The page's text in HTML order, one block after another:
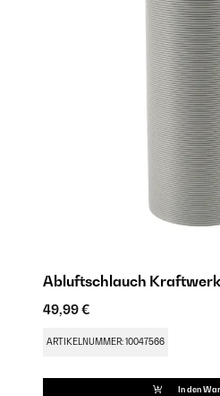
Abluftschlauch Kraftwerk
49,99 €
ARTIKELNUMMER: 10047566
In den